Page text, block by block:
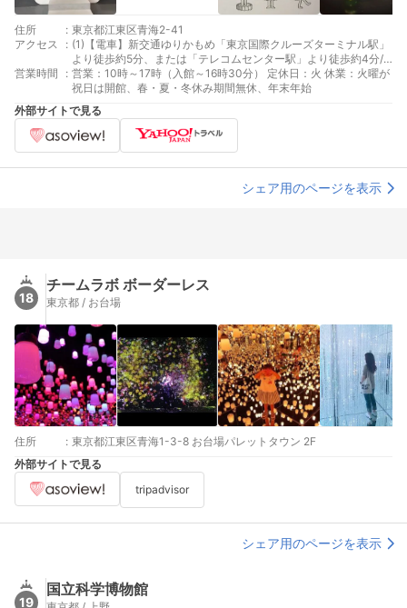
住所 : 東京都江東区青海2-41
アクセス
: (1)【電車】新交通ゆりかもめ「東京国際クルーズターミナル駅」
より徒歩約5分、または「テレコムセンター駅」より徒歩約4分/
東京臨海高速鉄道りんかい線「東京テレポート駅」より徒歩約15
分 (2)【バス】都営バス「日本科学未来館前」下車 (3)【車】・都
心方面からは、首都高速11号台場線「台場出口」で降りて約5
分 ・羽田・横浜方面からは、首都高速湾岸線「臨海副都心出
口」で降りて約4分 ・千葉方面からは、首都高速湾岸線「有明
出口」で降りて約7分
営業時間 : 営業：10時～17時（入館～16時30分） 定休日：火 休業：火曜が
祝日は開館、春・夏・冬休み期間無休、年末年始
外部サイトで見る
シェア用のページを表示
18
チームラボ ボーダーレス
東京都 / お台場
住所 : 東京都江東区青海1-3-8 お台場パレットタウン 2F
外部サイトで見る
tripadvisor
シェア用のページを表示
19
国立科学博物館